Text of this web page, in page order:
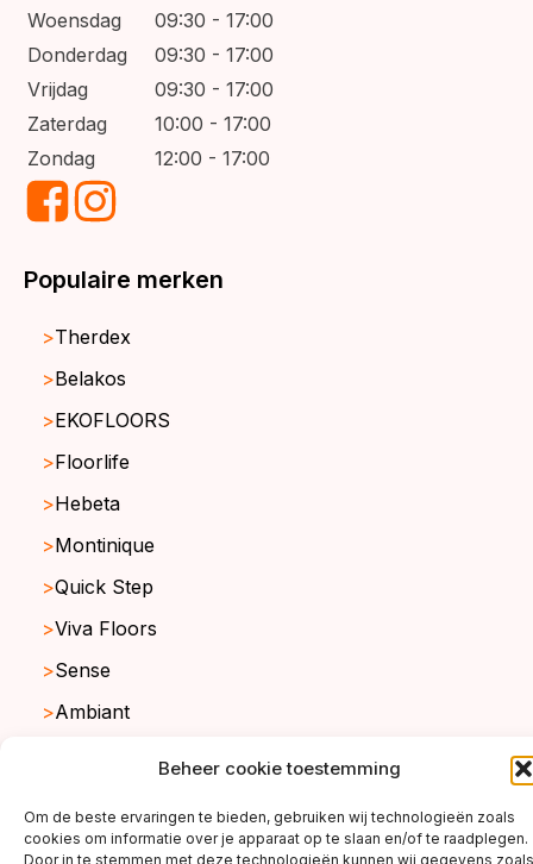
Beheer cookie toestemming
Om de beste ervaringen te bieden, gebruiken wij technologieën zoals
cookies om informatie over je apparaat op te slaan en/of te raadplegen.
Door in te stemmen met deze technologieën kunnen wij gegevens zoals
Woensdag
09:30 - 17:00
Donderdag
09:30 - 17:00
Vrijdag
09:30 - 17:00
Zaterdag
10:00 - 17:00
Zondag
12:00 - 17:00
Populaire merken
Therdex
Belakos
EKOFLOORS
Floorlife
Hebeta
Montinique
Quick Step
Viva Floors
Sense
Ambiant
copyright ©2026